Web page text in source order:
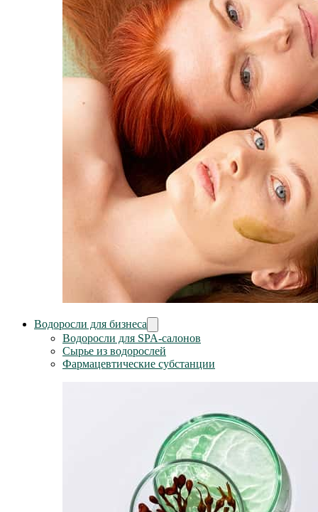
Водоросли для бизнеса
Водоросли для SPA-салонов
Сырье из водорослей
Фармацевтические субстанции